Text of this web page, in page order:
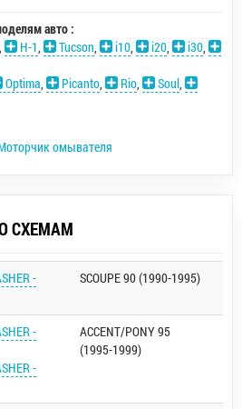
авто :
H-1 Tucson i10 i20 i30
Optima Picanto Rio Soul
омывателя
СХЕМАМ
-
SCOUPE 90 (1990-1995)
-
-
ACCENT/PONY 95
(1995-1999)